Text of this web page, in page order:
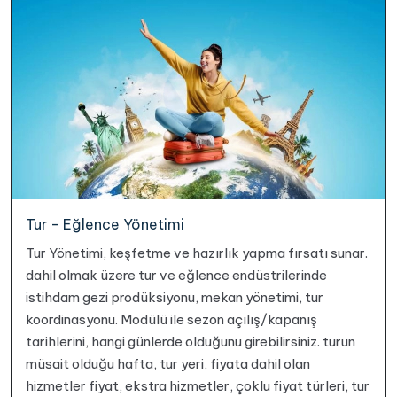
Tur - Eğlence Yönetimi
Tur Yönetimi, keşfetme ve hazırlık yapma fırsatı sunar.
dahil olmak üzere tur ve eğlence endüstrilerinde
istihdam gezi prodüksiyonu, mekan yönetimi, tur
koordinasyonu. Modülü ile sezon açılış/kapanış
tarihlerini, hangi günlerde olduğunu girebilirsiniz. turun
müsait olduğu hafta, tur yeri, fiyata dahil olan
hizmetler fiyat, ekstra hizmetler, çoklu fiyat türleri, tur